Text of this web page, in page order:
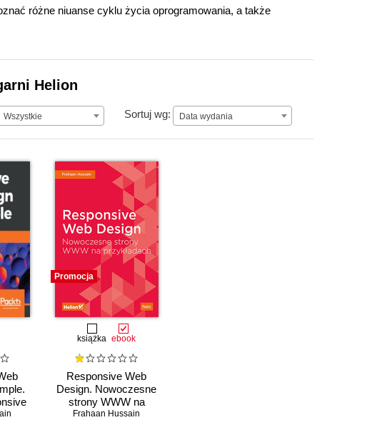
różne niuanse cyklu życia oprogramowania, a także
Helion
Wszystkie Sortuj wg: Data wydania
Data wydania
Promocja
książka ebook
Responsive Web
Design. Nowoczesne
strony WWW na
przykładach
Frahaan Hussain